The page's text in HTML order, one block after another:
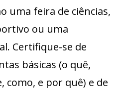
uma feira de ciências,
ou uma
Certifique-se de
básicas (o quê,
como, e por quê) e de